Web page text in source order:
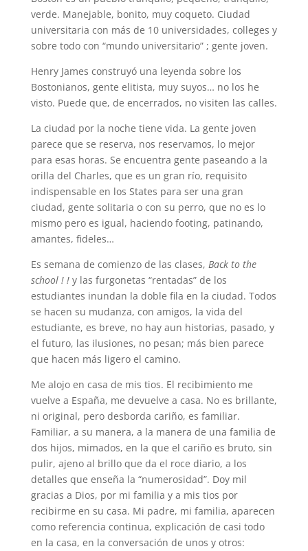
verde. Manejable, bonito, muy coqueto. Ciudad
universitaria con más de 10 universidades, colleges y
sobre todo con “mundo universitario” ; gente joven.
Henry James construyó una leyenda sobre los
Bostonianos, gente elitista, muy suyos… no los he
visto. Puede que, de encerrados, no visiten las calles.
La ciudad por la noche tiene vida. La gente joven
parece que se reserva, nos reservamos, lo mejor
para esas horas. Se encuentra gente paseando a la
orilla del Charles, que es un gran río, requisito
indispensable en los States para ser una gran
ciudad, gente solitaria o con su perro, que no es lo
mismo pero es igual, haciendo footing, patinando,
amantes, fideles…
Es semana de comienzo de las clases, Back to the
school ! !y las furgonetas “rentadas” de los
estudiantes inundan la doble fila en la ciudad. Todos
se hacen su mudanza, con amigos, la vida del
estudiante, es breve, no hay aun historias, pasado, y
el futuro, las ilusiones, no pesan; más bien parece
que hacen más ligero el camino.
Me alojo en casa de mis tios. El recibimiento me
vuelve a España, me devuelve a casa. No es brillante,
ni original, pero desborda cariño, es familiar.
Familiar, a su manera, a la manera de una familia de
dos hijos, mimados, en la que el cariño es bruto, sin
pulir, ajeno al brillo que da el roce diario, a los
detalles que enseña la “numerosidad”. Doy mil
gracias a Dios, por mi familia y a mis tios por
recibirme en su casa. Mi padre, mi familia, aparecen
como referencia continua, explicación de casi todo
en la casa, en la conversación de unos y otros: